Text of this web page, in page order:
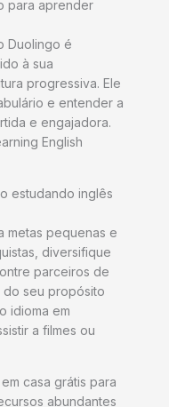
para aprender
Duolingo é
à sua
progressiva. Ele
e entender a
e engajadora.
English
estudando inglês
metas pequenas e
diversifique
parceiros de
do seu propósito
idioma em
a filmes ou
casa grátis para
abundantes